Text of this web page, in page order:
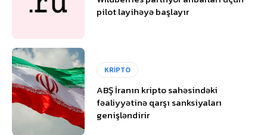
pilot layihəyə başlayır
KRİPTO
ABŞ İranın kripto sahəsindəki
fəaliyyətinə qarşı sanksiyaları
genişləndirir